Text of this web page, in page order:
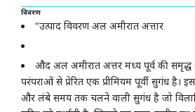
विवरण
"उत्पाद विवरण अल अमीरात अत्तार
औद अल अमीरात अत्तर मध्य पूर्व की
परंपराओं से प्रेरित एक प्रीमियम पूर्वी सुगंध है।
और लंबे समय तक चलने वाली सुगंध है जो